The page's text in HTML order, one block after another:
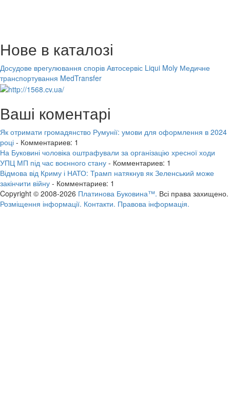
Нове в каталозі
Досудове врегулювання спорів Автосервіс Liqui Moly Медичне
транспортування MedTransfer
Ваші коментарі
Як отримати громадянство Румунії: умови для оформлення в 2024
році - Комментариев: 1
На Буковині чоловіка оштрафували за організацію хресної ходи
УПЦ МП під час воєнного стану - Комментариев: 1
Відмова від Криму і НАТО: Трамп натякнув як Зеленський може
закінчити війну - Комментариев: 1
Copyright © 2008-2026 Платинова Буковина™. Всі права захищено.
Розміщення інформації. Контакти. Правова інформація.